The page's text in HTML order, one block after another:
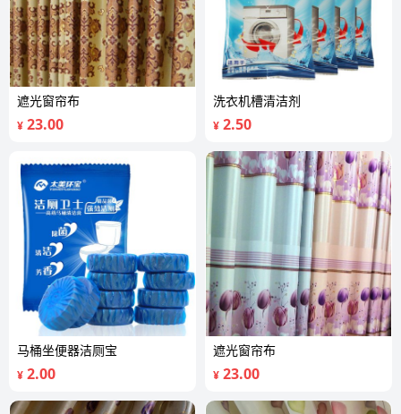
遮光窗帘布
¥ 23.00
洗衣机槽清洁剂
¥ 2.50
马桶坐便器洁厕宝
¥ 2.00
遮光窗帘布
¥ 23.00